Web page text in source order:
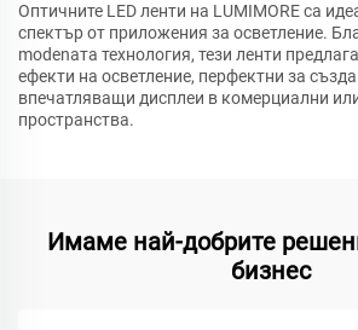
Оптичните LED ленти на LUMIMORE са
спектър от приложения за осветление.
modenата технология, тези ленти
ефекти на осветление, перфектни за
впечатляващи дисплеи в комерциални
пространства.
Имаме най-добрите
бизнес